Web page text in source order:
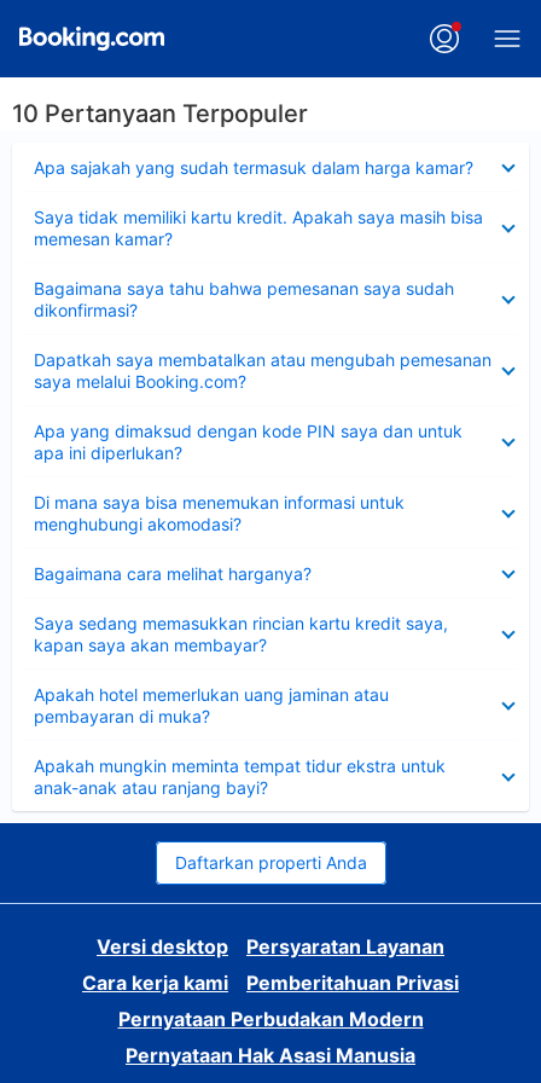
10 Pertanyaan Terpopuler
Apa sajakah yang sudah termasuk dalam harga kamar?
Saya tidak memiliki kartu kredit. Apakah saya masih bisa
memesan kamar?
Bagaimana saya tahu bahwa pemesanan saya sudah
dikonfirmasi?
Dapatkah saya membatalkan atau mengubah pemesanan
saya melalui Booking.com?
Apa yang dimaksud dengan kode PIN saya dan untuk
apa ini diperlukan?
Di mana saya bisa menemukan informasi untuk
menghubungi akomodasi?
Bagaimana cara melihat harganya?
Saya sedang memasukkan rincian kartu kredit saya,
kapan saya akan membayar?
Apakah hotel memerlukan uang jaminan atau
pembayaran di muka?
Apakah mungkin meminta tempat tidur ekstra untuk
anak-anak atau ranjang bayi?
Daftarkan properti Anda
Versi desktop
Persyaratan Layanan
Cara kerja kami
Pemberitahuan Privasi
Pernyataan Perbudakan Modern
Pernyataan Hak Asasi Manusia